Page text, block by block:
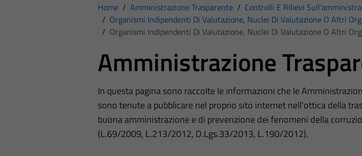
Home / Amministrazione Trasparente / Controlli E Rilievi
/ Organismi Indipendenti Di Valutazione, Nuclei Di Valutazione O Altri
/ Organismi Indipendenti Di Valutazione, Nuclei Di Valutazione O Altri
Amministrazione
In questa pagina sono raccolte le informazioni che le
sono tenute a pubblicare nel proprio sito internet nell’ottica della
buona amministrazione e di prevenzione dei fenomeni della
(L.69/2009, L.213/2012, D.Lgs.33/2013, L.190/2012).